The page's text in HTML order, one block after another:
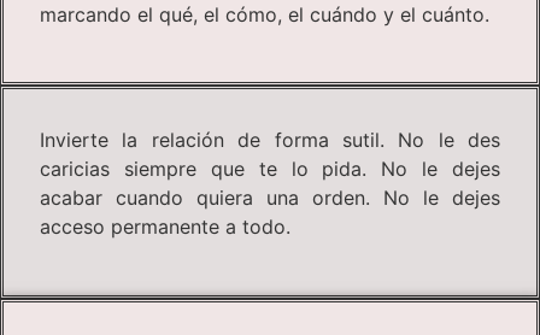
marcando el qué, el cómo, el cuándo y el cuánto.
Invierte la relación de forma sutil. No le des
caricias siempre que te lo pida. No le dejes
acabar cuando quiera una orden. No le dejes
acceso permanente a todo.